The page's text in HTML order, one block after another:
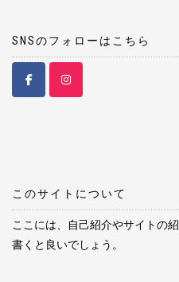
SNSのフォローはこちら
このサイトについて
ここには、自己紹介やサイトの
書くと良いでしょう。